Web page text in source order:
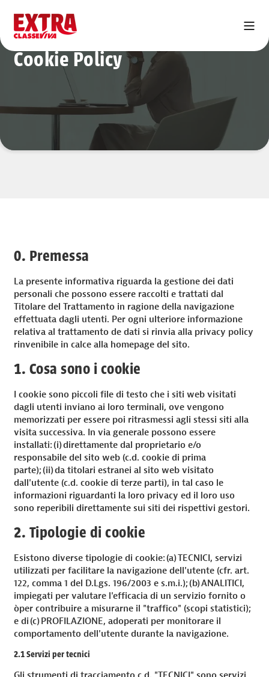
Cookie Policy
0. Premessa
La presente informativa riguarda la gestione dei dati
personali che possono essere raccolti e trattati dal
Titolare del Trattamento in ragione della navigazione
effettuata dagli utenti. Per ogni ulteriore informazione
relativa al trattamento de dati si rinvia alla privacy policy
rinvenibile in calce alla homepage del sito.
1. Cosa sono i cookie
I cookie sono piccoli file di testo che i siti web visitati
dagli utenti inviano ai loro terminali, ove vengono
memorizzati per essere poi ritrasmessi agli stessi siti alla
visita successiva. In via generale possono essere
installati: (i) direttamente dal proprietario e/o
responsabile del sito web (c.d. cookie di prima
parte); (ii) da titolari estranei al sito web visitato
dall'utente (c.d. cookie di terze parti), in tal caso le
informazioni riguardanti la loro privacy ed il loro uso
sono reperibili direttamente sui siti dei rispettivi gestori.
2. Tipologie di cookie
Esistono diverse tipologie di cookie: (a) TECNICI, servizi
utilizzati per facilitare la navigazione dell'utente (cfr. art.
122, comma 1 del D.Lgs. 196/2003 e s.m.i.); (b) ANALITICI,
impiegati per valutare l'efficacia di un servizio fornito o
òper contribuire a misurarne il "traffico" (scopi statistici);
e di (c) PROFILAZIONE, adoperati per monitorare il
comportamento dell'utente durante la navigazione.
2.1 Servizi per tecnici
Gli strumenti di tracciamento c.d. "TECNICI" sono servizi